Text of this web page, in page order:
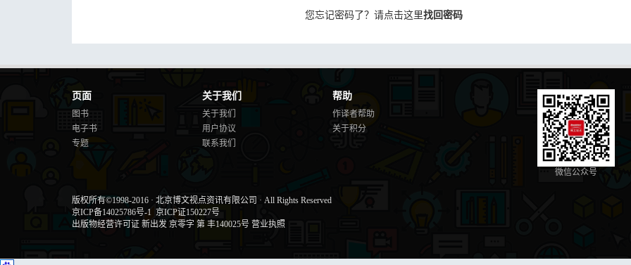
您忘记密码了？请点击这里找回密码
页面
图书
电子书
专题
关于我们
关于我们
用户协议
联系我们
帮助
作译者帮助
关于积分
微信公众号
版权所有©1998-2016 · 北京博文视点资讯有限公司 · All Rights Reserved
京ICP备14025786号-1 京ICP证150227号
出版物经营许可证 新出发 京零字 第 丰140025号 营业执照